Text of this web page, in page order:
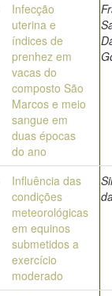
Infecção
uterina e
índices de
prenhez em
vacas do
composto São
Marcos e meio
sangue em
duas épocas
do ano
Influência das
condições
meteorológicas
em equinos
submetidos a
exercício
moderado